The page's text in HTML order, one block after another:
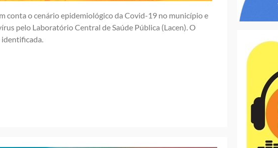
conta o cenário epidemiológico da Covid-19 no município e
pelo Laboratório Central de Saúde Pública (Lacen). O